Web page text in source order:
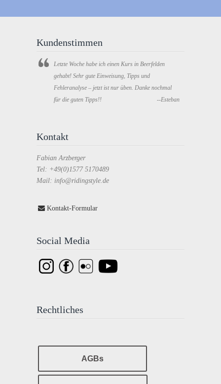
Kundenstimmen
Letzte Woche habe ich einen Kurs in Beerfelden
gehabt! Sehr gute Einweisung, Tipps und
Fehleranalyse – jetzt ist nur üben. Danke nochmal
für die guten Tipps!!
--Esteban
Kontakt
Fabian Arzberger
Tel: +49(0)1577 5170489
Mail: info@ridingstyle.de
Kontakt-Formular
Social Media
Rechtliches
AGBs